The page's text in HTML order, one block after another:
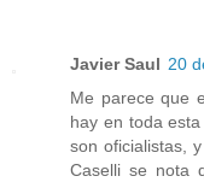
Javier Saul 20
Me parece que
hay en toda
son oficialistas,
Caselli se nota